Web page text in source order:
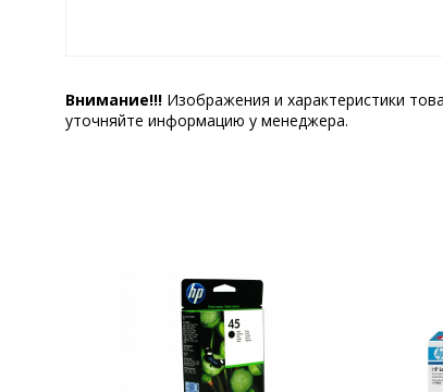
Внимание!!! Изображения и характеристики
уточняйте информацию у менеджера.